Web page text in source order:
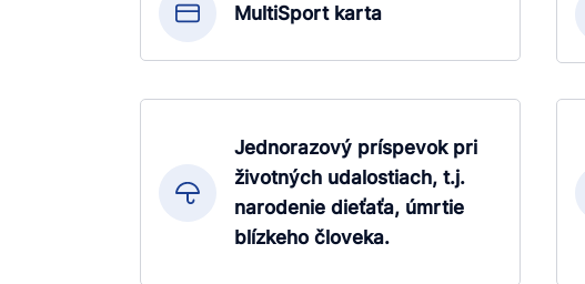
MultiSport karta
Jednorazový príspevok pri
životných udalostiach, t.j.
narodenie dieťaťa, úmrtie
blízkeho človeka.